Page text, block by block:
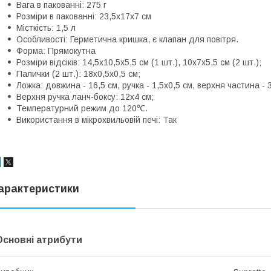
Вага в пакованні: 275 г
Розміри в пакованні: 23,5х17х7 см
Місткість: 1,5 л
Особливості: Герметична кришка, є клапан для повітря.
Форма: Прямокутна
Розміри відсіків: 14,5х10,5х5,5 см (1 шт.), 10х7х5,5 см (2 шт.);
Палички (2 шт.): 18х0,5х0,5 см;
Ложка: довжина - 16,5 см, ручка - 1,5х0,5 см, верхня частина -
Верхня ручка ланч-боксу: 12х4 см;
Температурний режим до 120℃.
Використання в мікрохвильовій печі: Так
атрибути